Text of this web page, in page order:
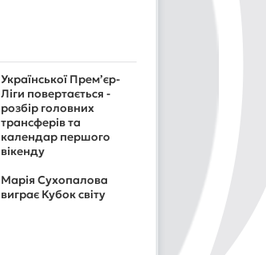
Української Прем’єр-
Ліги повертається -
розбір головних
трансферів та
календар першого
вікенду
Марія Сухопалова
виграє Кубок світу